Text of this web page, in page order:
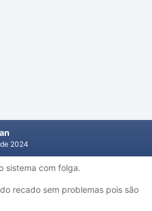
2024
sistema com folga.
recado sem problemas pois são